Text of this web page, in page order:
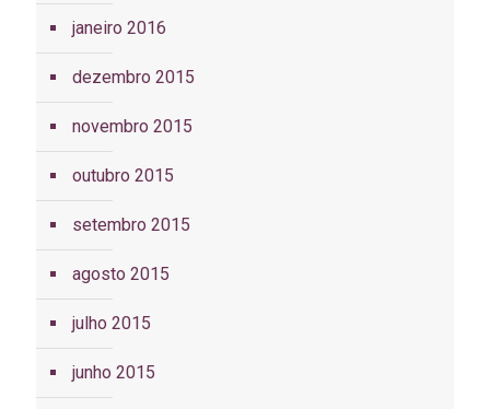
janeiro 2016
dezembro 2015
novembro 2015
outubro 2015
setembro 2015
agosto 2015
julho 2015
junho 2015